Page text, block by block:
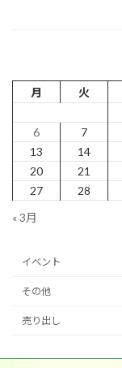
月
火
6
7
13
14
20
21
27
28
« 3月
イベント
その他
売り出し